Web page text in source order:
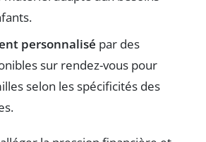
personnalisé par des
sur rendez-vous pour
selon les spécificités des